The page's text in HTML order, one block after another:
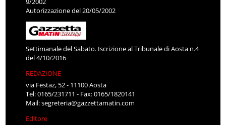
Autorizzazione del 20/05/2002
Settimanale del Sabato. Iscrizione al Tribunale di Aosta n.4
del 4/10/2016
REDAZIONE
via Festaz, 52 - 11100 Aosta
Tel: 0165/231711 - Fax: 0165/1820141
Mail:segreteria@gazzettamatin.com
Editore